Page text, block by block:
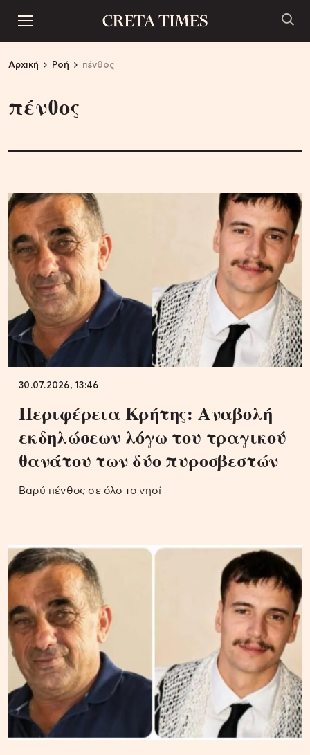
Αρχική Ροή πένθος
πένθος
30.07.2026, 13:46
Περιφέρεια Κρήτης: Αναβολή
εκδηλώσεων λόγω του τραγικού
θανάτου των δύο πυροσβεστών
Βαρύ πένθος σε όλο το νησί